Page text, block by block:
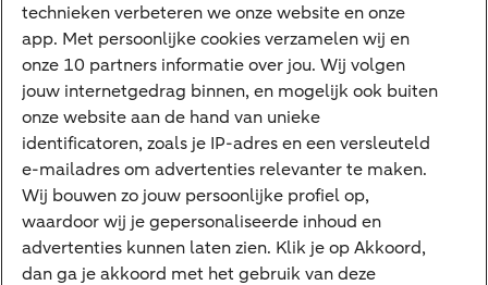
ABN AMRO app
Tikkie
Apple Pay
Google Pay
Veilig bankieren
Meest gezocht
Hypotheek berekenen
technieken verbeteren we onze website en onze
app. Met persoonlijke cookies verzamelen wij en
onze 10 partners informatie over jou. Wij volgen
jouw internetgedrag binnen, en mogelijk ook buiten
onze website aan de hand van unieke
identificatoren, zoals je IP-adres en een versleuteld
e-mailadres om advertenties relevanter te maken.
Wij bouwen zo jouw persoonlijke profiel op,
waardoor wij je gepersonaliseerde inhoud en
advertenties kunnen laten zien. Klik je op Akkoord,
dan ga je akkoord met het gebruik van deze